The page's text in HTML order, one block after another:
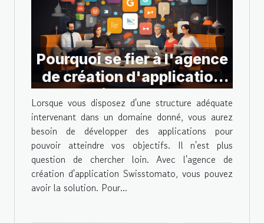
Pourquoi se fier à l'agence
de création d'application
swisstomato?
Lorsque vous disposez d'une structure adéquate
intervenant dans un domaine donné, vous aurez
besoin de développer des applications pour
pouvoir atteindre vos objectifs. Il n'est plus
question de chercher loin. Avec l'agence de
création d'application Swisstomato, vous pouvez
avoir la solution. Pour...